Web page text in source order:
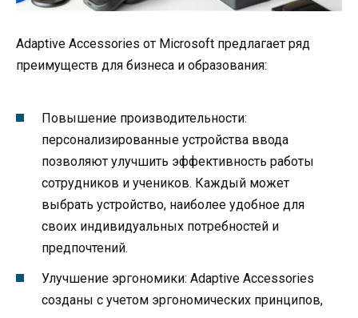
Adaptive Accessories от Microsoft предлагает ряд
преимуществ для бизнеса и образования:
Повышение производительности:
персонализированные устройства ввода
позволяют улучшить эффективность работы
сотрудников и учеников. Каждый может
выбрать устройство, наиболее удобное для
своих индивидуальных потребностей и
предпочтений.
Улучшение эргономики: Adaptive Accessories
созданы с учетом эргономических принципов,